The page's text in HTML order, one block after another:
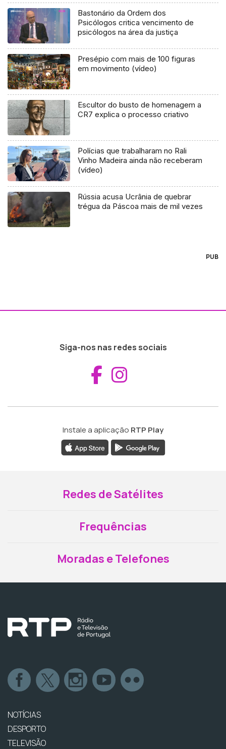
Bastonário da Ordem dos
Psicólogos critica vencimento de
psicólogos na área da justiça
Presépio com mais de 100 figuras
em movimento (vídeo)
Escultor do busto de homenagem a
CR7 explica o processo criativo
Polícias que trabalharam no Rali
Vinho Madeira ainda não receberam
(vídeo)
Rússia acusa Ucrânia de quebrar
trégua da Páscoa mais de mil vezes
PUB
Siga-nos nas redes sociais
Aceder ao
Instale a aplicação RTP Play
Redes de Satélites
Frequências
Moradas e Telefones
NOTÍCIAS
DESPORTO
TELEVISÃO